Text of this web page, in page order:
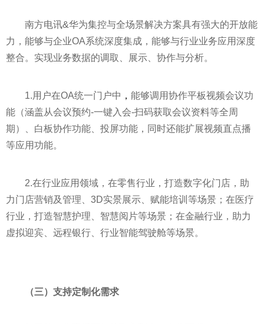
南方电讯&华为集控与全场景解决方案具有强大的开放能
力，能够与企业OA系统深度集成，能够与行业业务应用深度
整合。实现业务数据的调取、展示、协作与分析。
1.用户在OA统一门户中 ， 能够调用协作平板视频会议功
能（涵盖从会议预约-一键入会-扫码获取会议资料等全周
期）、白板协作功能、投屏功能，同时还能扩展视频直点播
等应用功能。
2.在行业应用领域，在零售行业，打造数字化门店，助
力门店营销及管理、3D实景展示、赋能培训等场景；在医疗
行业，打造智慧护理、智慧阅片等场景；在金融行业，助力
虚拟迎宾、远程银行、行业智能驾驶舱等场景。
（三） 支持定制化需求